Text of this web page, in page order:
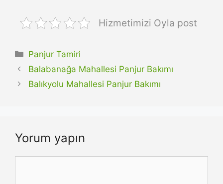
Hizmetimizi Oyla post
Kategoriler
Panjur Tamiri
Balabanağa Mahallesi Panjur Bakımı
Balıkyolu Mahallesi Panjur Bakımı
Yorum yapın